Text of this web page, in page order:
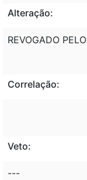
Alteração:
REVOGADO PELO
Correlação:
Veto:
---